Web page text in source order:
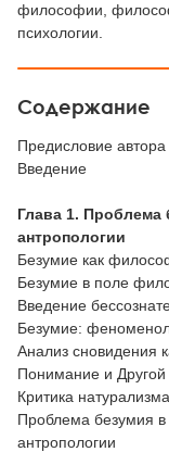
философии,
психологии.
Содержание
Предисловие автора
Введение
Глава 1. Проблема
антропологии
Безумие как
Безумие в поле
Введение
Безумие:
Анализ сновидения
Понимание и Другой
Критика
Проблема безумия
антропологии